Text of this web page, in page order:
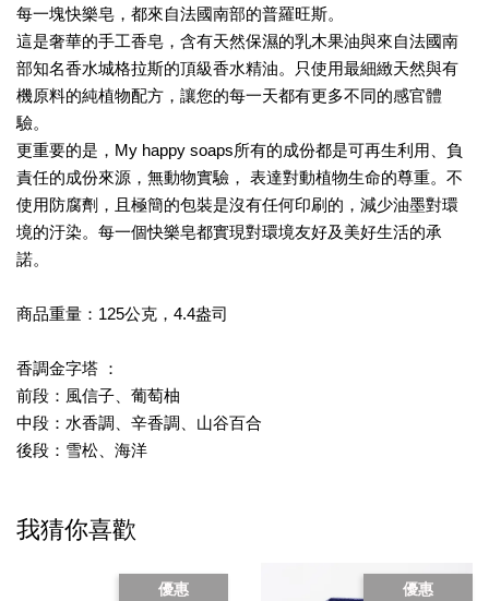
每一塊快樂皂，都來自法國南部的普羅旺斯。
這是奢華的手工香皂，含有天然保濕的乳木果油與來自法國南
部知名香水城格拉斯的頂級香水精油。只使用最細緻天然與有
機原料的純植物配方，讓您的每一天都有更多不同的感官體
驗。
更重要的是，My happy soaps所有的成份都是可再生利用、負
責任的成份來源，無動物實驗， 表達對動植物生命的尊重。不
使用防腐劑，且極簡的包裝是沒有任何印刷的，減少油墨對環
境的汙染。每一個快樂皂都實現對環境友好及美好生活的承
諾。
商品重量：125公克，4.4盎司
香調金字塔 ：
前段：風信子、葡萄柚
中段：水香調、辛香調、山谷百合
後段：雪松、海洋
我猜你喜歡
優惠 優惠